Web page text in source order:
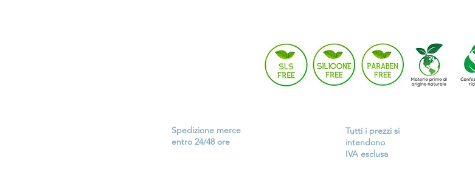
Spedizione merce
entro 24/48 ore
Tutti i prezzi si
intendono
IVA esclusa